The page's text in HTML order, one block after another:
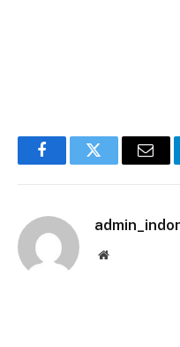
FacebookTwitter
Website